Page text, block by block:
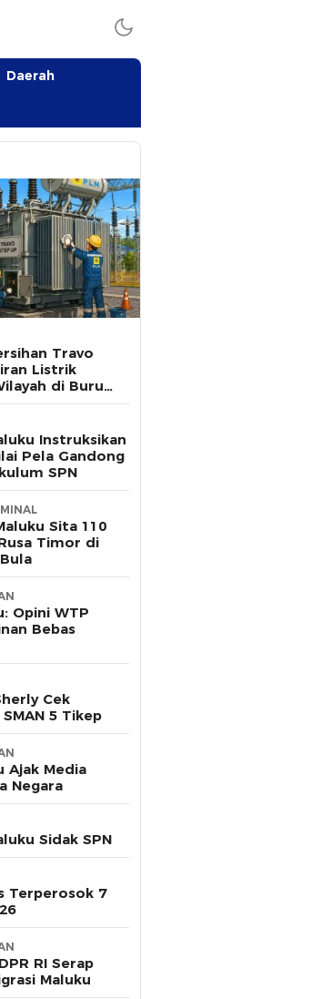
Daerah
Travo
Listrik
di Buru
Instruksikan
Pela Gandong
SPN
Sita 110
Timor di
Opini WTP
Bebas
Cek
5 Tikep
Ajak Media
Negara
Sidak SPN
Terperosok 7
RI Serap
Maluku